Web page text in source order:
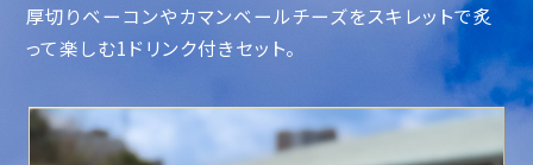
厚切りベーコンやカマンベールチーズをスキレットで炙
って楽しむ1ドリンク付きセット。